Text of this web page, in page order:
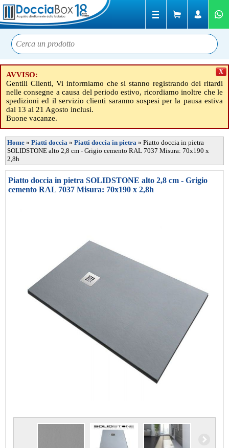
AVVISO:
Gentili Clienti, Vi informiamo che si stanno registrando dei ritardi
nelle consegne a causa del periodo estivo, ricordiamo inoltre che le
spedizioni ed il servizio clienti saranno sospesi per la pausa estiva
dal 13 al 21 Agosto inclusi.
Buone vacanze.
X
Home » Piatti doccia » Piatti doccia in pietra » Piatto doccia in pietra
SOLIDSTONE alto 2,8 cm - Grigio cemento RAL 7037 Misura: 70x190 x
2,8h
Piatto doccia in pietra SOLIDSTONE alto 2,8 cm - Grigio
cemento RAL 7037 Misura: 70x190 x 2,8h